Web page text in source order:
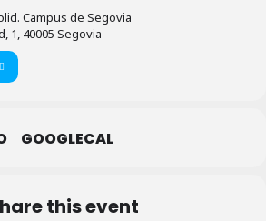
Campus de Segovia
1, 40005 Segovia
GOOGLECAL
this event